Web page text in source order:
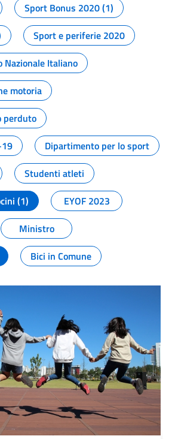
Sport Bonus 2020 (1)
Sport e periferie 2020
Nazionale Italiano
motoria
perduto
Dipartimento per lo sport
Studenti atleti
(1)
EYOF 2023
Ministro
Bici in Comune